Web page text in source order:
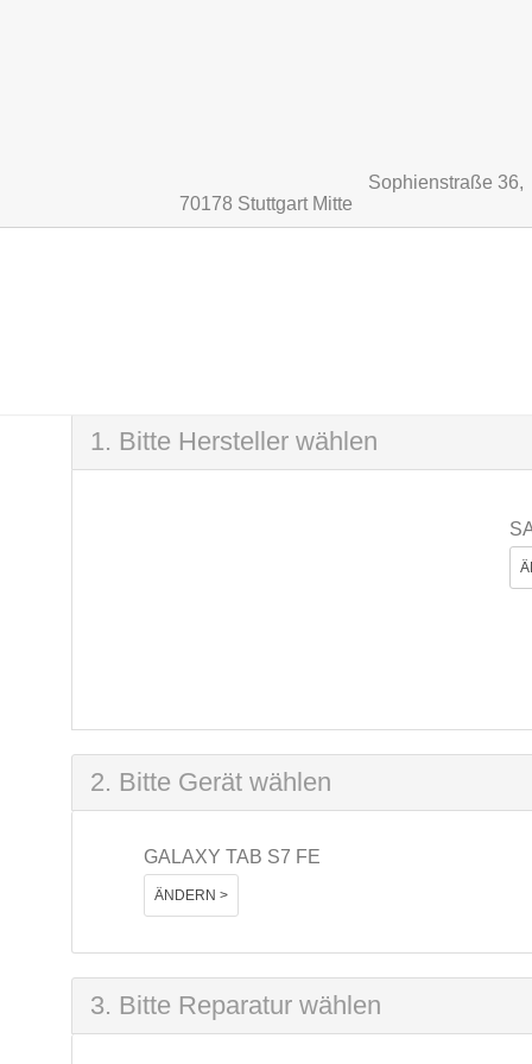
Sophienstraße 36,
70178 Stuttgart Mitte
1. Bitte Hersteller wählen
2. Bitte Gerät wählen
GALAXY TAB S7 FE
ÄNDERN >
3. Bitte Reparatur wählen